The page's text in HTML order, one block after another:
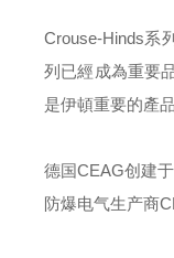
Crouse-Hinds系
列已經成為重要
是伊頓重要的產
德国CEAG创建于
防爆电气生产商